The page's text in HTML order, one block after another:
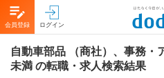
会員登録 ログイン
自動車部品 （商社）、事務・
未満 の転職・求人検索結果